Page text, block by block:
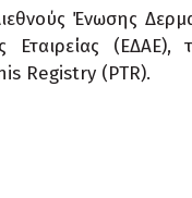
Ένωσης
Εταιρείας
Registry (PTR).